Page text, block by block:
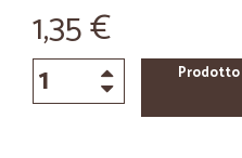
1,35 €